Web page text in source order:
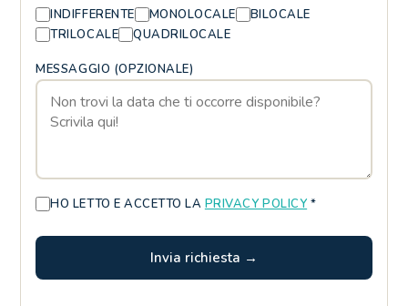
INDIFFERENTE
MONOLOCALE
BILOCALE
TRILOCALE
QUADRILOCALE
MESSAGGIO (OPZIONALE)
HO LETTO E ACCETTO LA PRIVACY POLICY *
Invia richiesta →